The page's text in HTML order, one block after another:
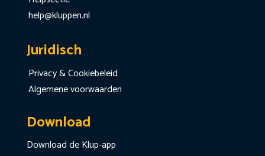
help@kluppen.nl
Juridisch
Privacy & Cookiebeleid
Algemene voorwaarden
Download
Download de Klup-app